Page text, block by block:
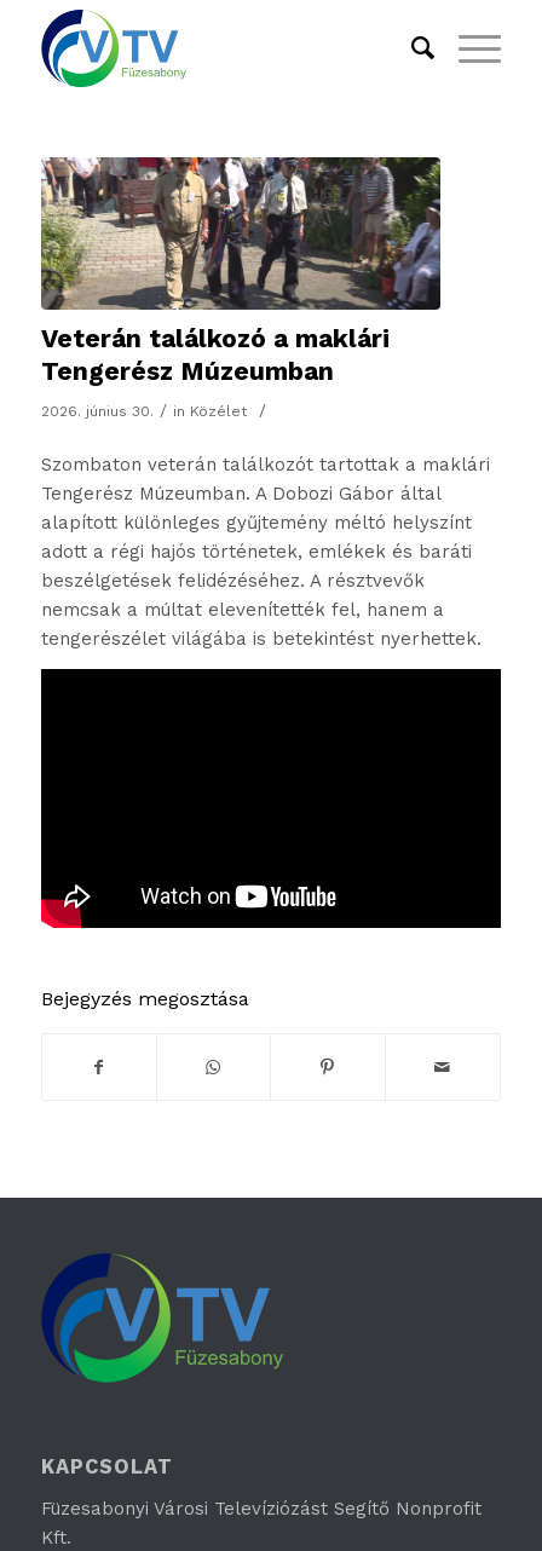
Veterán találkozó a maklári
Tengerész Múzeumban
2026. június 30. / in Közélet /
Szombaton veterán találkozót tartottak a maklári
Tengerész Múzeumban. A Dobozi Gábor által
alapított különleges gyűjtemény méltó helyszínt
adott a régi hajós történetek, emlékek és baráti
beszélgetések felidézéséhez. A résztvevők
nemcsak a múltat elevenítették fel, hanem a
tengerészélet világába is betekintést nyerhettek.
Bejegyzés megosztása
KAPCSOLAT
Füzesabonyi Városi Televíziózást Segítő Nonprofit
Kft.